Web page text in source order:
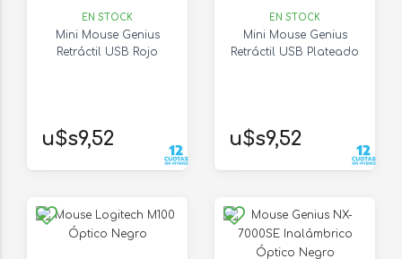
EN STOCK
Mini Mouse Genius
Retráctil USB Rojo
u$s9,52
EN STOCK
Mini Mouse Genius
Retráctil USB Plateado
u$s9,52